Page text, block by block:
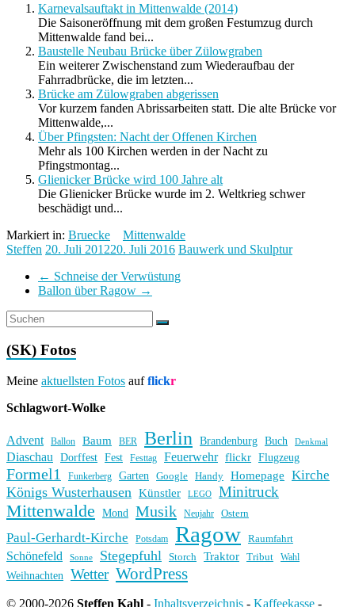
Karnevalsauftakt in Mittenwalde (2014)
Die Saisoneröffnung mit dem großen Festumzug durch
Mittenwalde fand bei...
Baustelle Neubau Brücke über Zülowgraben
Ein weiterer Zwischenstand zum Wiederaufbau der
Fahrradbrücke, die im letzten...
Brücke am Zülowgraben abgerissen
Vor kurzem fanden Abrissarbeiten statt. Die alte Brücke vor
Mittenwalde,...
Über Pfingsten: Nacht der Offenen Kirchen
Mehr als 100 Kirchen werden in der Nacht zu
Pfingstmontag...
Glienicker Brücke wird 100 Jahre alt
Die Glienicker Brücke wurde im 2. Weltkrieg schwer
beschädigt und...
Markiert in: Bruecke
Mittenwalde
Steffen 20. Juli 201220. Juli 2016 Bauwerk und Skulptur
← Schneise der Verwüstung
Ballon über Ragow →
(SK) Fotos
Meine aktuellsten Fotos aufflickr
Schlagwort-Wolke
Advent Ballon Baum BER Berlin Brandenburg Buch Denkmal
Diaschau Dorffest Fest Festtag Feuerwehr flickr Flugzeug
Formel1 Funkerberg Garten Google Handy Homepage Kirche
Königs Wusterhausen Künstler LEGO Minitruck
Mittenwalde Mond Musik Neujahr Ostern
Paul-Gerhardt-Kirche Potsdam Ragow Raumfahrt
Schönefeld Sonne Stegepfuhl Storch Traktor Tribut Wahl
Weihnachten Wetter WordPress
© 2000-2026 Steffen Kahl - Inhaltsverzeichnis - Kaffeekasse -